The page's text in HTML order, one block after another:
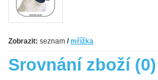
Zobrazit: seznam / mřížka
Srovnání zboží (0)